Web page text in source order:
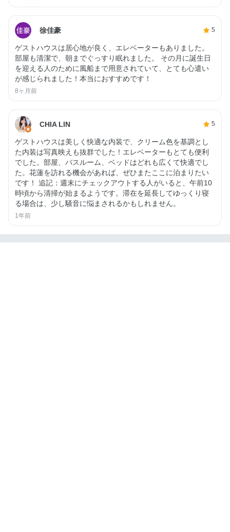
徐佳豪 5
ゲストハウスは居心地が良く、エレベーターもありました。
部屋も清潔で、朝までぐっすり眠れました。 その月に誕生日
を迎える人のために風船まで用意されていて、とても心遣い
が感じられました！本当におすすめです！
8ヶ月前
CHIA LIN 5
ゲストハウスは美しく快適な内装で、クリーム色を基調とし
た内装は写真映えも抜群でした！エレベーターもとても便利
でした。部屋、バスルーム、ベッドはどれも広くて快適でし
た。花蓮を訪れる機会があれば、ぜひまたここに泊まりたい
です！ 追記：週末にチェックアウトする人がいると、午前10
時頃から清掃が始まるようです。滞在を延長してゆっくり寝
る場合は、少し騒音に悩まされるかもしれません。
1年前